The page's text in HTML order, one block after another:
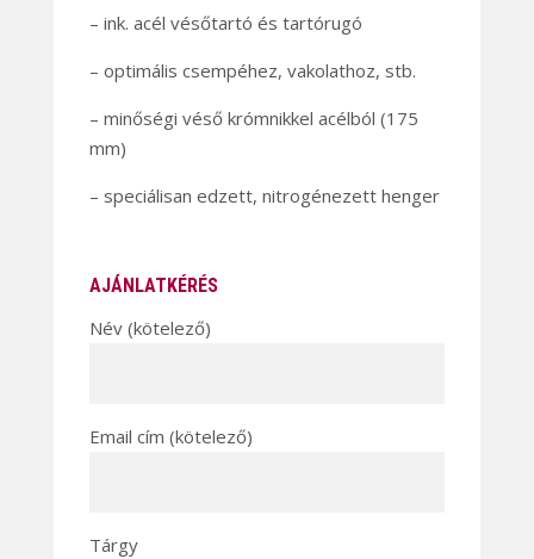
– ink. acél vésőtartó és tartórugó
– optimális csempéhez, vakolathoz, stb.
– minőségi véső krómnikkel acélból (175
mm)
– speciálisan edzett, nitrogénezett henger
AJÁNLATKÉRÉS
Név (kötelező)
Email cím (kötelező)
Tárgy